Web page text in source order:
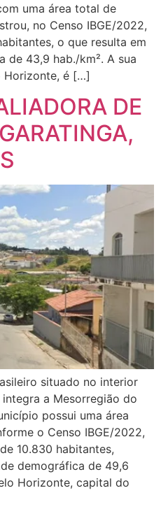
uma área total de
no Censo IBGE/2022,
o que resulta em
de 43,9 hab./km². A sua
Horizonte, é […]
DE
situado no interior
a Mesorregião do
possui uma área
o Censo IBGE/2022,
10.830 habitantes,
demográfica de 49,6
Horizonte, capital do